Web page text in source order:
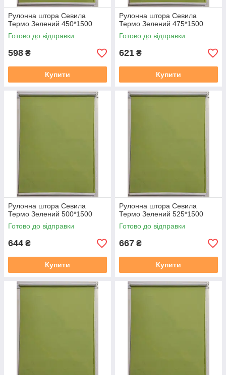
Рулонна штора Севила
Термо Зелений 450*1500
Готово до відправки
598 ₴
Купити
Рулонна штора Севила
Термо Зелений 475*1500
Готово до відправки
621 ₴
Купити
Рулонна штора Севила
Термо Зелений 500*1500
Готово до відправки
644 ₴
Купити
Рулонна штора Севила
Термо Зелений 525*1500
Готово до відправки
667 ₴
Купити